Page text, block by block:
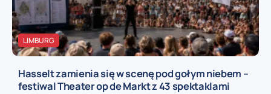
LIMBURG
Hasselt zamienia się w scenę pod gołym niebem –
festiwal Theater op de Markt z 43 spektaklami